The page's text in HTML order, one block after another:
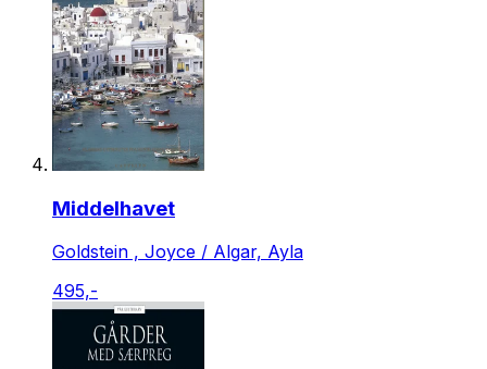
Middelhavet
Goldstein , Joyce / Algar, Ayla
495,-